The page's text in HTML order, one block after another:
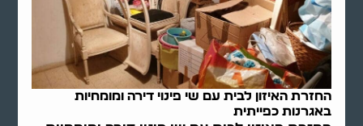
החזרת האיזון לבית עם שי פינוי דירה ומומחיות
באגרנות כפייתית